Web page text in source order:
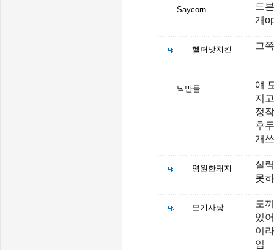
Saycorn
드
개
헬퍼맛치킨 그
닉만들
얘
지
정
후
개
영원한돼지
실
못
모기사랑
도
있
이
임